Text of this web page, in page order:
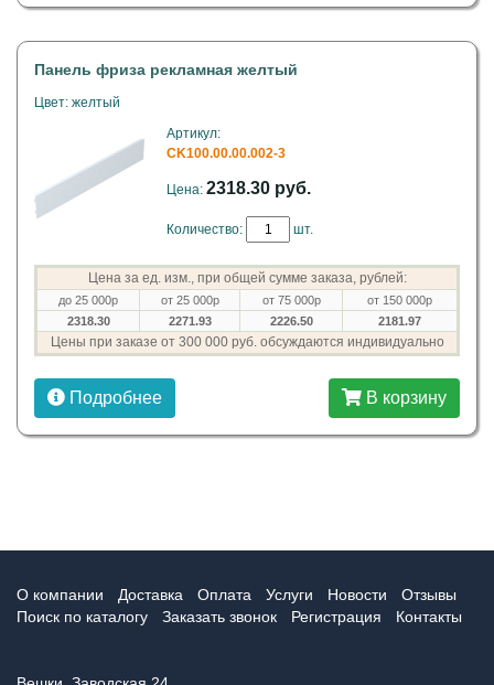
Панель фриза рекламная желтый
Цвет: желтый
Артикул:
СK100.00.00.002-3
Цена: 2318.30 руб.
Количество: шт.
Цена за ед. изм., при общей сумме заказа, рублей:
до 25 000р от 25 000р от 75 000р
от 150 000р
2318.30
2271.93 2226.50 2181.97
Цены при заказе от 300 000 руб. обсуждаются индивидуально
Подробнее В корзину
О компании Доставка Оплата Услуги Новости
Отзывы
Поиск по каталогу
Заказать звонок Регистрация Контакты